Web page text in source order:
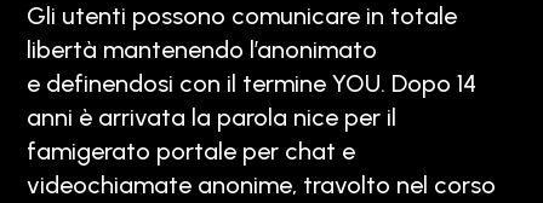
Gli utenti possono comunicare in totale
libertà mantenendo l’anonimato
e definendosi con il termine YOU. Dopo 14
anni è arrivata la parola nice per il
famigerato portale per chat e
videochiamate anonime, travolto nel corso